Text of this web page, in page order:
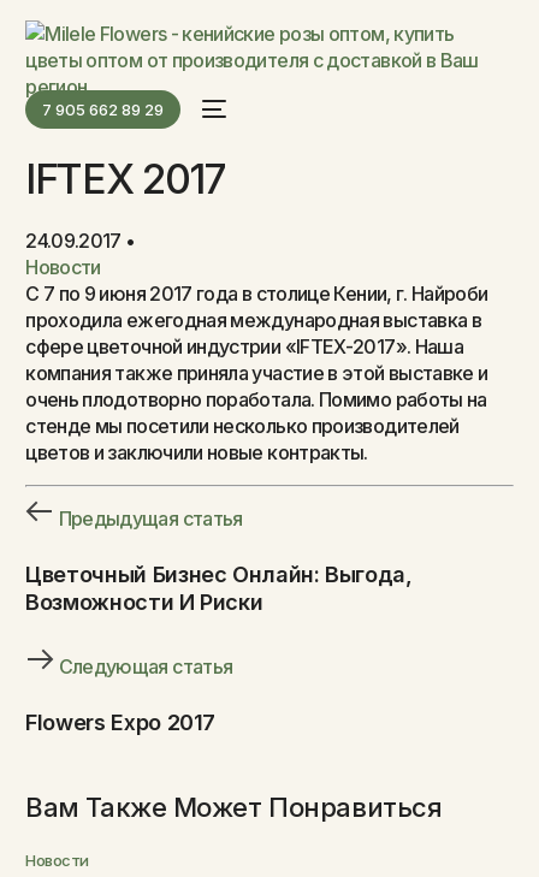
7 905 662 89 29
IFTEX 2017
24.09.2017
Новости
С 7 по 9 июня 2017 года в столице Кении, г. Найроби
проходила ежегодная международная выставка в
сфере цветочной индустрии «IFTEX-2017». Наша
компания также приняла участие в этой выставке и
очень плодотворно поработала. Помимо работы на
стенде мы посетили несколько производителей
цветов и заключили новые контракты.
Предыдущая статья
Цветочный Бизнес Онлайн: Выгода,
Возможности И Риски
Следующая статья
Flowers Expo 2017
Вам Также Может Понравиться
Новости